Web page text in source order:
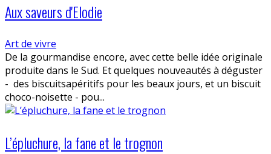
Aux saveurs d'Elodie
Art de vivre
De la gourmandise encore, avec cette belle idée originale
produite dans le Sud. Et quelques nouveautés à déguster
- des biscuitsapéritifs pour les beaux jours, et un biscuit
choco-noisette - pou...
L’épluchure, la fane et le trognon